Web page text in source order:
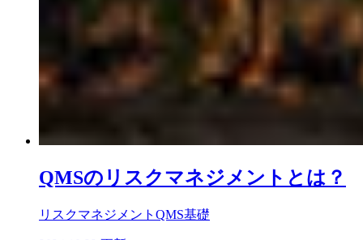
QMSのリスクマネジメントとは？
リスクマネジメント QMS基礎